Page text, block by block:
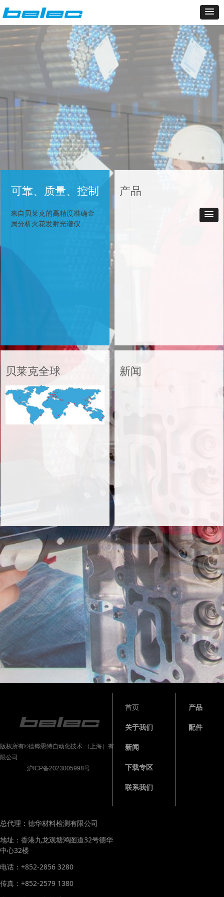
可靠、质量、控制
来自贝莱克的高精度准确金
属分析火花发射光谱仪
产品
贝莱克全球 新闻
可靠、质量、控制
来自贝莱克的高精度精确金
属分析火花发射光谱仪
产品
贝莱克全球 新闻
版权所有©德铧恩特自动化技术 （上海）有
限公司
沪ICP备2023005998号
首页
关于我们
新闻
下载专区
联系我们
产品
配件
总代理：德华材料检测有限公司
地址：香港九龙观塘鸿图道32号德华
中心32楼
电话：+852-2856 3280
传真：+852-2579 1380